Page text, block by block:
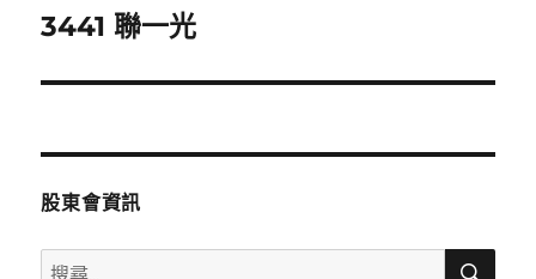
章:
下
篇
章:
3441 聯一光
股東會資訊
搜
搜